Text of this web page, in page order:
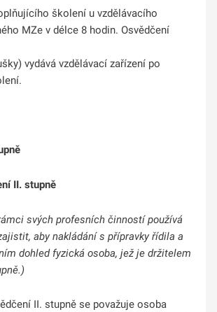
školení u vzdělávacího
MZe v délce 8 hodin. Osvědčení
vydává vzdělávací zařízení po
II. stupně
svých profesních činností používá
aby nakládání s přípravky řídila a
dohled fyzická osoba, jež je držitelem
II. stupně se považuje osoba